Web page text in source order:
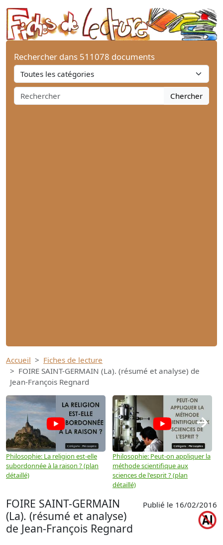
Rechercher dans 511078 documents
Chercher
Accueil
Fiches de lecture
FOIRE SAINT-GERMAIN (La). (résumé et analyse) de
Jean-François Regnard
Philosophie: La religion est-elle
subordonnée à la raison ? (plan
détaillé)
Philosophie: Peut-on appliquer la
méthode scientifique aux
sciences de l'esprit ? (plan
détaillé)
→
FOIRE SAINT-GERMAIN
(La). (résumé et analyse)
de Jean-François Regnard
Publié le 16/02/2016